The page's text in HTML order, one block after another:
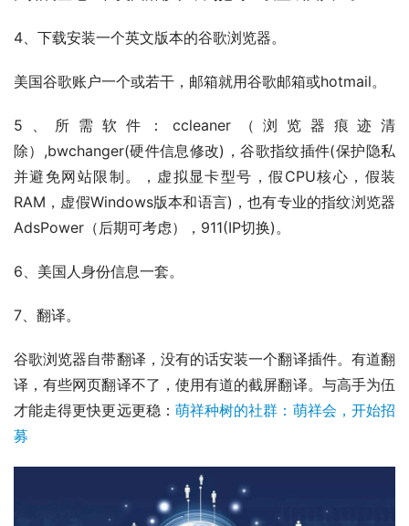
4、下载安装一个英文版本的谷歌浏览器。
美国谷歌账户一个或若干，邮箱就用谷歌邮箱或hotmail。
5、所需软件：ccleaner（浏览器痕迹清
除）,bwchanger(硬件信息修改)，谷歌指纹插件(保护隐私
并避免网站限制。，虚拟显卡型号，假CPU核心，假装
RAM，虚假Windows版本和语言)，也有专业的指纹浏览器
AdsPower（后期可考虑），911(IP切换)。
6、美国人身份信息一套。
7、翻译。
谷歌浏览器自带翻译，没有的话安装一个翻译插件。有道翻
译，有些网页翻译不了，使用有道的截屏翻译。与高手为伍
才能走得更快更远更稳： 萌祥种树的社群：萌祥会，开始招
募